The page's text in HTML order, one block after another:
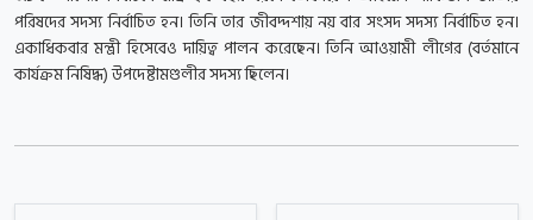
পরিষদের সদস্য নির্বাচিত হন। তিনি তার জীবদ্দশায় নয় বার সংসদ সদস্য নির্বাচিত হন।
একাধিকবার মন্ত্রী হিসেবেও দায়িত্ব পালন করেছেন। তিনি আওয়ামী লীগের (বর্তমানে
কার্যক্রম নিষিদ্ধ) উপদেষ্টামণ্ডলীর সদস্য ছিলেন।